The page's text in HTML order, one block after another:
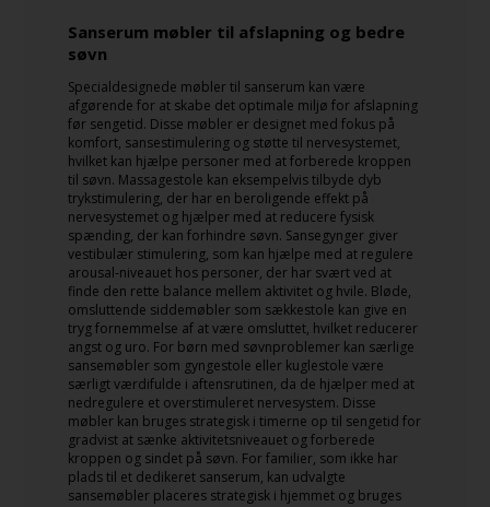
Sanserum møbler til afslapning og bedre
søvn
Specialdesignede møbler til sanserum kan være
afgørende for at skabe det optimale miljø for afslapning
før sengetid. Disse møbler er designet med fokus på
komfort, sansestimulering og støtte til nervesystemet,
hvilket kan hjælpe personer med at forberede kroppen
til søvn. Massagestole kan eksempelvis tilbyde dyb
trykstimulering, der har en beroligende effekt på
nervesystemet og hjælper med at reducere fysisk
spænding, der kan forhindre søvn. Sansegynger giver
vestibulær stimulering, som kan hjælpe med at regulere
arousal-niveauet hos personer, der har svært ved at
finde den rette balance mellem aktivitet og hvile. Bløde,
omsluttende siddemøbler som sækkestole kan give en
tryg fornemmelse af at være omsluttet, hvilket reducerer
angst og uro. For børn med søvnproblemer kan særlige
sansemøbler som gyngestole eller kuglestole være
særligt værdifulde i aftensrutinen, da de hjælper med at
nedregulere et overstimuleret nervesystem. Disse
møbler kan bruges strategisk i timerne op til sengetid for
gradvist at sænke aktivitetsniveauet og forberede
kroppen og sindet på søvn. For familier, som ikke har
plads til et dedikeret sanserum, kan udvalgte
sansemøbler placeres strategisk i hjemmet og bruges